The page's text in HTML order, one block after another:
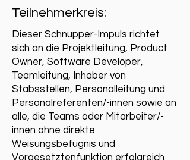
Teilnehmerkreis:
Dieser Schnupper-Impuls richtet
sich an die Projektleitung, Product
Owner, Software Developer,
Teamleitung, Inhaber von
Stabsstellen, Personalleitung und
Personalreferenten/-innen sowie an
alle, die Teams oder Mitarbeiter/-
innen ohne direkte
Weisungsbefugnis und
Vorgesetztenfunktion erfolgreich